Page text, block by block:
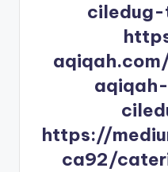
https://
ca92/